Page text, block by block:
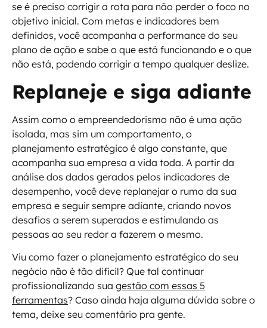
se é preciso corrigir a rota para não perder o foco no
objetivo inicial. Com metas e indicadores bem
definidos, você acompanha a performance do seu
plano de ação e sabe o que está funcionando e o que
não está, podendo corrigir a tempo qualquer deslize.
Replaneje e siga adiante
Assim como o empreendedorismo não é uma ação
isolada, mas sim um comportamento, o
planejamento estratégico é algo constante, que
acompanha sua empresa a vida toda. A partir da
análise dos dados gerados pelos indicadores de
desempenho, você deve replanejar o rumo da sua
empresa e seguir sempre adiante, criando novos
desafios a serem superados e estimulando as
pessoas ao seu redor a fazerem o mesmo.
Viu como fazer o planejamento estratégico do seu
negócio não é tão difícil? Que tal continuar
profissionalizando sua gestão com essas 5
ferramentas? Caso ainda haja alguma dúvida sobre o
tema, deixe seu comentário pra gente.